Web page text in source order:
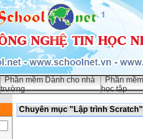
Phần mềm Dành cho nhà
trường
Phần
học tập
Chuyên mục "Lập trình Scratch"